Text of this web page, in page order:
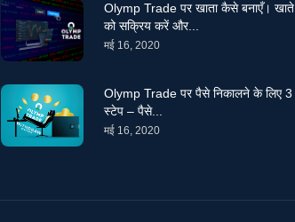
Olymp Trade पर खाता कैसे बनाएँ। खाते
को सक्रिय करें और...
मई 16, 2020
Olymp Trade पर पैसे निकालने के लिए 3
स्टेप – पैसे...
मई 16, 2020